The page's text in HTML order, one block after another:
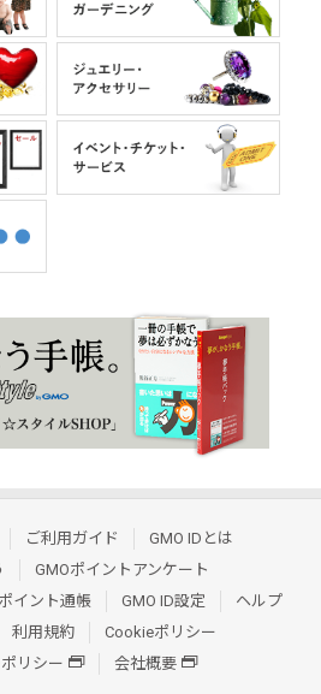
ご利用ガイド
GMO IDとは
GMOポイントアンケート
ポイント通帳 GMO ID設定
ヘルプ
利用規約
Cookieポリシー
リシー
会社概要